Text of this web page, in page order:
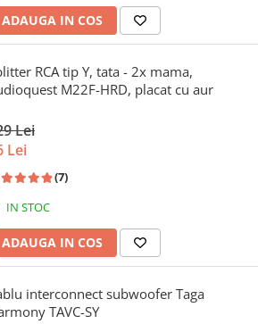
ADAUGA IN COS
RCA tip Y, tata - 2x mama,
M22F-HRD, placat cu aur
Lei
Lei
(7)
IN STOC
ADAUGA IN COS
interconnect subwoofer Taga
TAVC-SY